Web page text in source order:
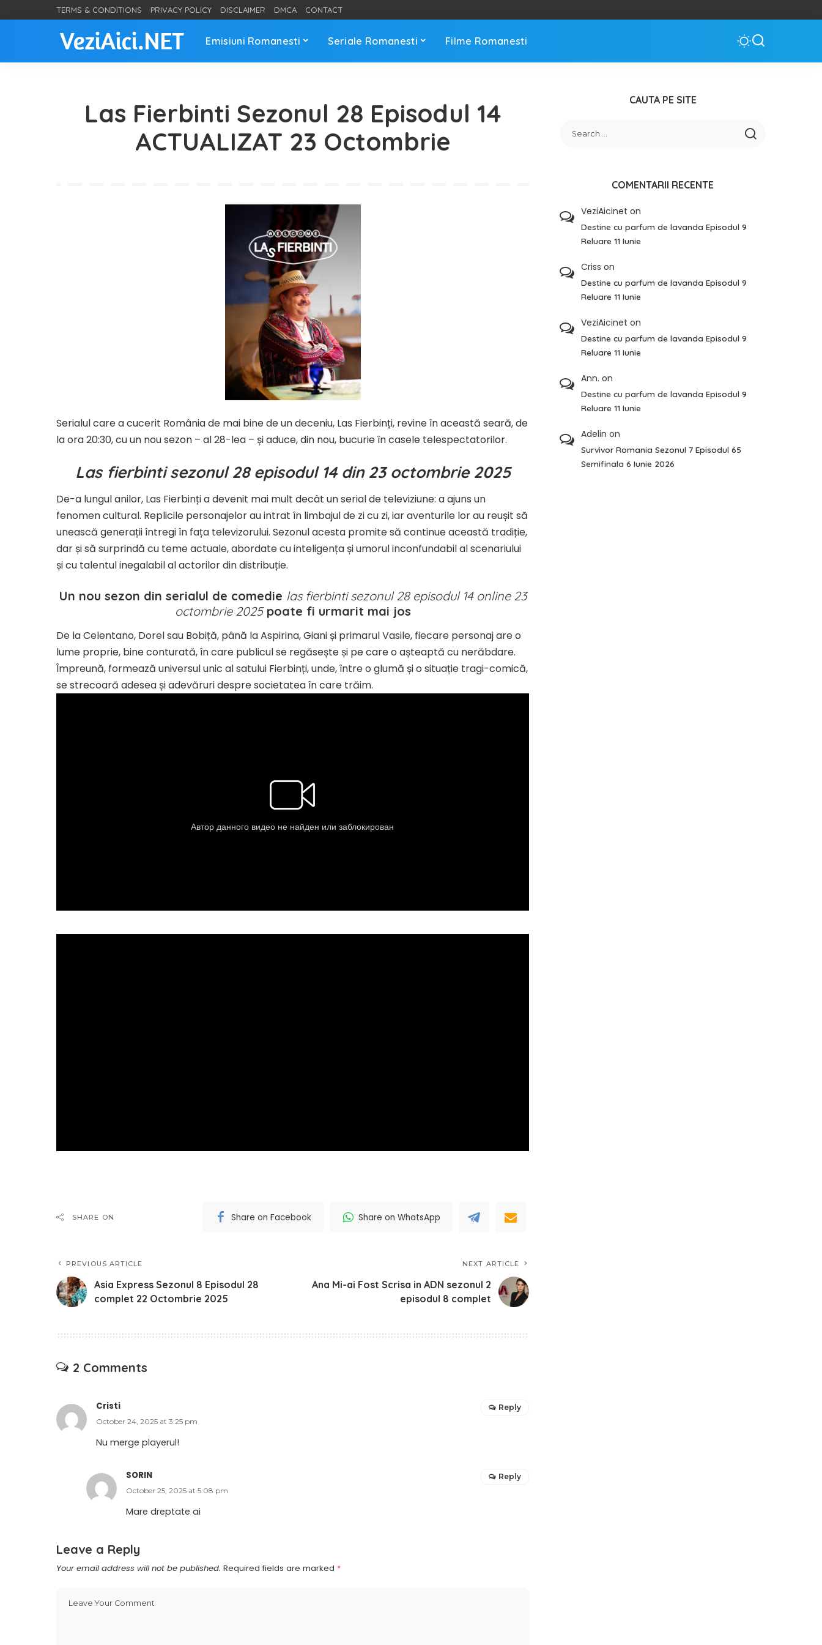
TERMS & CONDITIONS PRIVACY POLICY DISCLAIMER DMCA CONTACT
Emisiuni Romanesti Seriale Romanesti Filme Romanesti
Las Fierbinti Sezonul 28 Episodul 14
ACTUALIZAT 23 Octombrie
Serialul care a cucerit România de mai bine de un deceniu, Las Fierbinți, revine în această seară, de
la ora 20:30, cu un nou sezon – al 28-lea – și aduce, din nou, bucurie în casele telespectatorilor.
Las fierbinti sezonul 28 episodul 14 din 23 octombrie 2025
De-a lungul anilor, Las Fierbinți a devenit mai mult decât un serial de televiziune: a ajuns un
fenomen cultural. Replicile personajelor au intrat în limbajul de zi cu zi, iar aventurile lor au reușit să
unească generații întregi în fața televizorului. Sezonul acesta promite să continue această tradiție,
dar și să surprindă cu teme actuale, abordate cu inteligența și umorul inconfundabil al scenariului
și cu talentul inegalabil al actorilor din distribuție.
Un nou sezon din serialul de comedie las fierbinti sezonul 28 episodul 14 online 23
octombrie 2025poate fi urmarit mai jos
De la Celentano, Dorel sau Bobiță, până la Aspirina, Giani și primarul Vasile, fiecare personaj are o
lume proprie, bine conturată, în care publicul se regăsește și pe care o așteaptă cu nerăbdare.
Împreună, formează universul unic al satului Fierbinți, unde, între o glumă și o situație tragi-comică,
se strecoară adesea și adevăruri despre societatea în care trăim.
SHARE ON Share on Facebook Share on WhatsApp
PREVIOUS ARTICLE
Asia Express Sezonul 8 Episodul 28
complet 22 Octombrie 2025
NEXT ARTICLE
Ana Mi-ai Fost Scrisa in ADN sezonul 2
episodul 8 complet
2 Comments
Cristi
October 24, 2025 at 3:25 pm
Nu merge playerul!
Reply
SORIN
October 25, 2025 at 5:08 pm
Mare dreptate ai
Reply
Leave a Reply
Your email address will not be published. Required fields are marked *
CAUTA PE SITE
COMENTARII RECENTE
VeziAicinet on
Destine cu parfum de lavanda Episodul 9
Reluare 11 Iunie
Criss on
Destine cu parfum de lavanda Episodul 9
Reluare 11 Iunie
VeziAicinet on
Destine cu parfum de lavanda Episodul 9
Reluare 11 Iunie
Ann. on
Destine cu parfum de lavanda Episodul 9
Reluare 11 Iunie
Adelin on
Survivor Romania Sezonul 7 Episodul 65
Semifinala 6 Iunie 2026